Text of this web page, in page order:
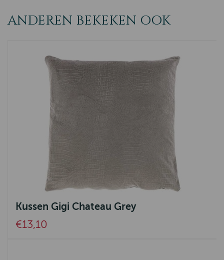
ANDEREN BEKEKEN OOK
Kussen Gigi Chateau Grey
€13,10